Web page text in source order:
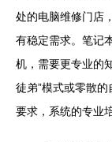
处的电脑维修门店
有稳定需求。笔记
机，需要更专业的
徒弟”模式或零散
要求，系统的专业